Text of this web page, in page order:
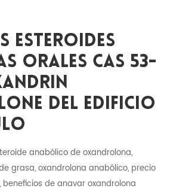
Esteroides
Orales CAS 53-
Del Edificio
anabólico de oxandrolona,
grasa, oxandrolona anabólico, precio
de anavar oxandrolona